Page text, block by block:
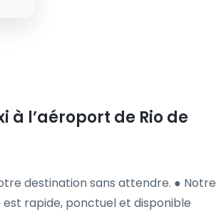
à l’aéroport de Rio de
destination sans attendre. ● Notre
est rapide, ponctuel et disponible